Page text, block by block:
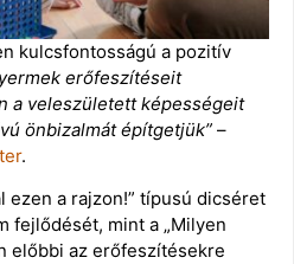
kulcsfontosságú a pozitív
erőfeszítéseit
a veleszületett képességeit
önbizalmát építgetjük” –
.
ezen a rajzon!” típusú dicséret
fejlődését, mint a „Milyen
előbbi az erőfeszítésekre